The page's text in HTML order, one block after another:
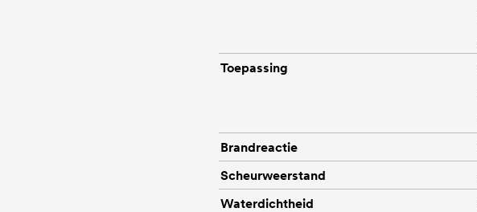
Toepassing
Brandreactie
Scheurweerstand
Waterdichtheid